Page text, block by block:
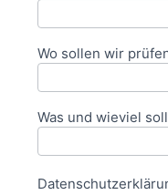
Wo sollen wir
Was und wieviel